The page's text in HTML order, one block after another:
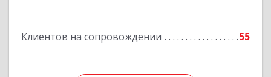
Клиентов на сопровождении 55
Подробнее